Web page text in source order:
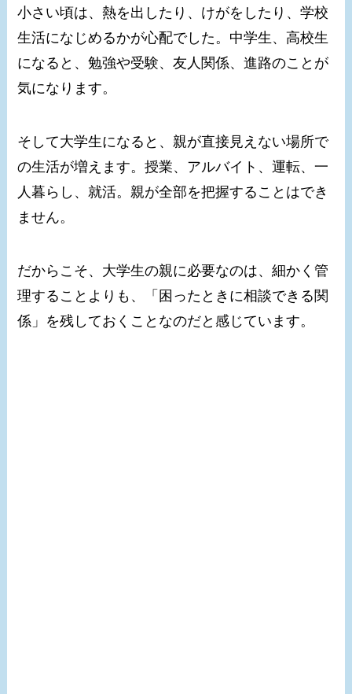
小さい頃は、熱を出したり、けがをしたり、学校
生活になじめるかが心配でした。中学生、高校生
になると、勉強や受験、友人関係、進路のことが
気になります。
そして大学生になると、親が直接見えない場所で
の生活が増えます。授業、アルバイト、運転、一
人暮らし、就活。親が全部を把握することはでき
ません。
だからこそ、大学生の親に必要なのは、細かく管
理することよりも、「困ったときに相談できる関
係」を残しておくことなのだと感じています。